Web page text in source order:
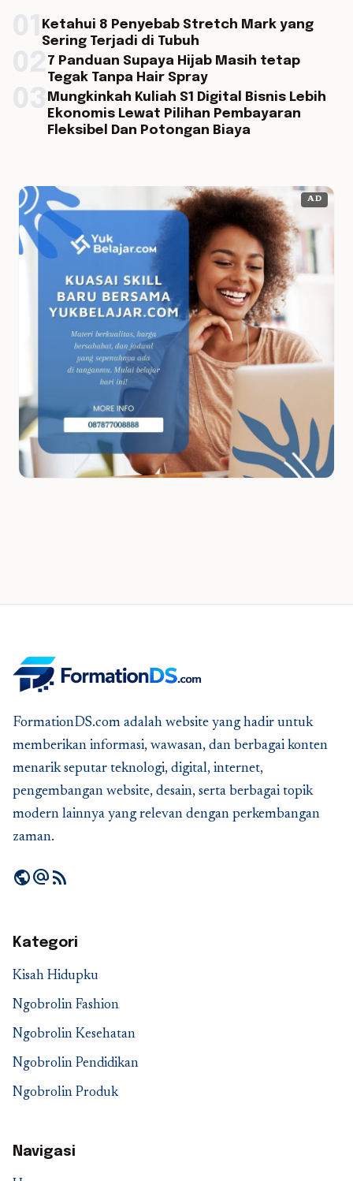
Ketahui 8 Penyebab Stretch Mark yang
Sering Terjadi di Tubuh
7 Panduan Supaya Hijab Masih tetap
Tegak Tanpa Hair Spray
Mungkinkah Kuliah S1 Digital Bisnis Lebih
Ekonomis Lewat Pilihan Pembayaran
Fleksibel Dan Potongan Biaya
AD
FormationDS.com adalah website yang hadir untuk
memberikan informasi, wawasan, dan berbagai konten
menarik seputar teknologi, digital, internet,
pengembangan website, desain, serta berbagai topik
modern lainnya yang relevan dengan perkembangan
zaman.
publicalternate_emailrss_feed
Kategori
Kisah Hidupku
Ngobrolin Fashion
Ngobrolin Kesehatan
Ngobrolin Pendidikan
Ngobrolin Produk
Navigasi